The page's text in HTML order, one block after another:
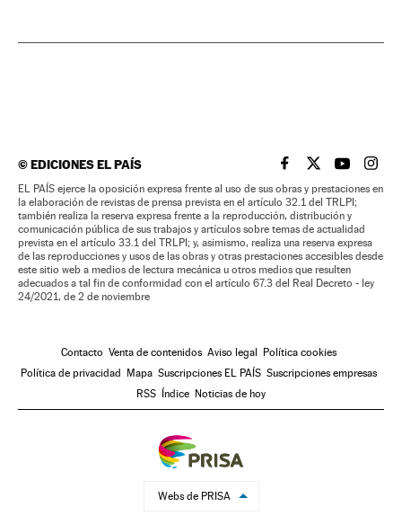
©EDICIONES EL PAÍS EL PAÍS BRASIL EN
EL PAÍSEL PAÍS
EL
EL PAÍS ejerce la oposición expresa frente al uso de sus obras y prestaciones en
la elaboración de revistas de prensa prevista en el artículo 32.1 del TRLPI;
también realiza la reserva expresa frente a la reproducción, distribución y
comunicación pública de sus trabajos y artículos sobre temas de actualidad
prevista en el artículo 33.1 del TRLPI; y, asimismo, realiza una reserva expresa
de las reproducciones y usos de las obras y otras prestaciones accesibles desde
este sitio web a medios de lectura mecánica u otros medios que resulten
adecuados a tal fin de conformidad con el artículo 67.3 del Real Decreto - ley
24/2021, de 2 de noviembre
Contacto Venta de contenidos Aviso legal Política cookies
Política de privacidad Mapa Suscripciones EL PAÍS Suscripciones empresas
RSS Índice Noticias de hoy
Webs de PRISA